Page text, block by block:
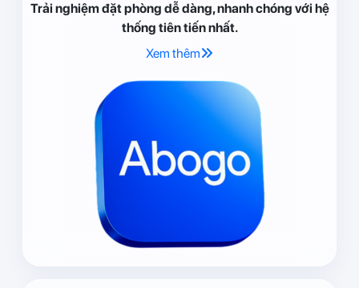
Trải nghiệm đặt phòng dễ dàng, nhanh chóng với hệ
thống tiên tiến nhất.
Xem thêm